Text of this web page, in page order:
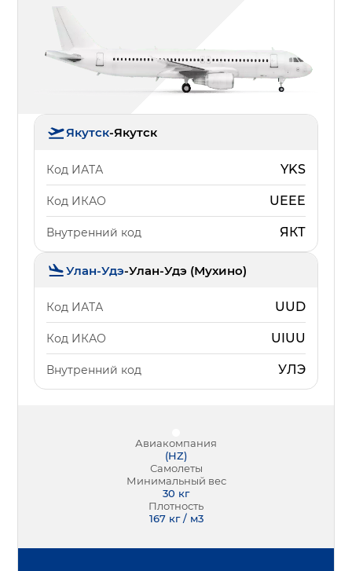
Якутск-Якутск
Код ИАТА YKS
Код ИКАО UEEE
Внутренний код ЯКТ
Улан-Удэ-Улан-Удэ (Мухино)
Код ИАТА UUD
Код ИКАО UIUU
Внутренний код УЛЭ
Авиакомпания
(HZ)
Самолеты
Минимальный вес
30 кг
Плотность
167 кг / м3